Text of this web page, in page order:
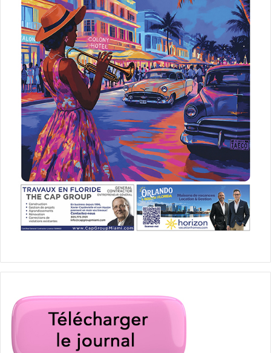
Sunshine Jazz Organization:
Allen C. Paul
Ca se passera à 19h30 au :
Sandrell Rivers Theater
6103 NW 7th Ave, Miami FL – Miami, 33127
www.ftfshows.com
Le 3 juin :
George Clinton & Parliament
Funkadelic